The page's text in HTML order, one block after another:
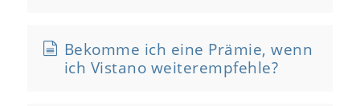
Bekomme ich eine Prämie, wenn
ich Vistano weiterempfehle?